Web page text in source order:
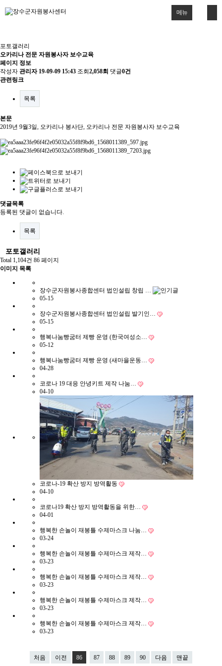
메뉴
포토갤러리
오카리나 전문 자원봉사자 보수교육
페이지 정보
작성자 관리자 19-09-09 15:43 조회 2,058회 댓글0건
관련링크
목록
본문
2019년 9월3일, 오카리나 봉사단, 오카리나 전문 자원봉사자 보수교육
댓글목록
등록된 댓글이 없습니다.
목록
포토갤러리
Total 1,104건 86 페이지
이미지 목록
장수군자원봉사종합센터 법인설립 창립 …
05-15
장수군자원봉사종합센터 법인설립 발기인…
05-15
행복나눔빵굼터 제빵 운영 (한국여성소…
05-12
행복나눔빵굼터 제빵 운영 (새마을운동…
04-28
코로나 19 대응 안녕키트 제작 나눔…
04-10
코로나-19 확산 방지 방역활동
04-10
코로나19 확산 방지 방역활동을 위한…
04-01
행복한 손놀이 재봉틀 수제마스크 나눔…
03-24
행복한 손놀이 재봉틀 수제마스크 제작…
03-23
행복한 손놀이 재봉틀 수제마스크 제작…
03-23
행복한 손놀이 재봉틀 수제마스크 제작…
03-23
행복한 손놀이 재봉틀 수제마스크 제작…
03-23
처음 이전 86 87 88 89 90 다음 맨끝